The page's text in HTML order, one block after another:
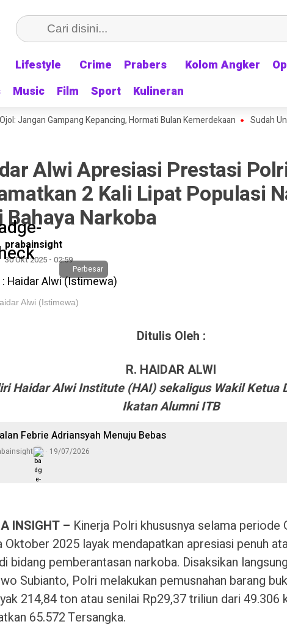
Lifestyle Crime Prabers Kolom Angker
Music Film Sport Kulineran
Lifestyle Crime Prabers Kolom Angker
Music Film Sport Kulineran
Gampang Kepancing, Hormati Bulan Kemerdekaan Sudah Unggul,
Alwi Apresiasi Prestasi
2 Kali Lipat Populasi
Bahaya Narkoba
prabainsight
30 Okt 2025 - 02:59
Perbesar
Alwi (Istimewa)
Ditulis Oleh :
R. HAIDAR ALWI
Haidar Alwi Institute (HAI) sekaligus Wakil Ketua
Ikatan Alumni ITB
Febrie Adriansyah Menuju Bebas
19/07/2026
INSIGHT – Kinerja Polri khususnya selama
Oktober 2025 layak mendapatkan apresiasi penuh
bidang pemberantasan narkoba. Disaksikan
Subianto, Polri melakukan pemusnahan barang
214,84 ton atau senilai Rp29,37 triliun dari 49.306
65.572 Tersangka.